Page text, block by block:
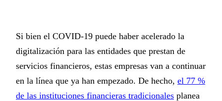
Si bien el COVID-19 puede haber acelerado la
digitalización para las entidades que prestan de
servicios financieros, estas empresas van a continuar
en la línea que ya han empezado. De hecho, el 77 %
de las instituciones financieras tradicionales planea